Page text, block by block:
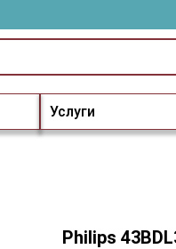
Услуги
Philips